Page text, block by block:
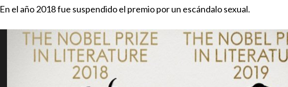
En el año 2018 fue suspendido el premio por un escándalo sexual.